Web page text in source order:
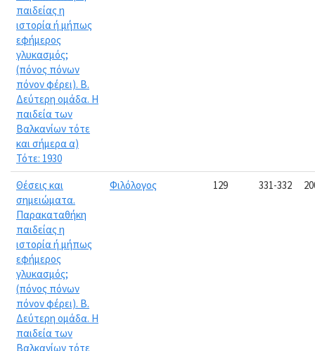
παιδείας η
ιστορία ή μήπως
εφήμερος
γλυκασμός;
(πόνος πόνων
πόνον φέρει). Β.
Δεύτερη ομάδα. Η
παιδεία των
Βαλκανίων τότε
και σήμερα α)
Τότε: 1930
Θέσεις και
σημειώματα.
Παρακαταθήκη
παιδείας η
ιστορία ή μήπως
εφήμερος
γλυκασμός;
(πόνος πόνων
πόνον φέρει). Β.
Δεύτερη ομάδα. Η
παιδεία των
Βαλκανίων τότε
Φιλόλογος 129 331-332